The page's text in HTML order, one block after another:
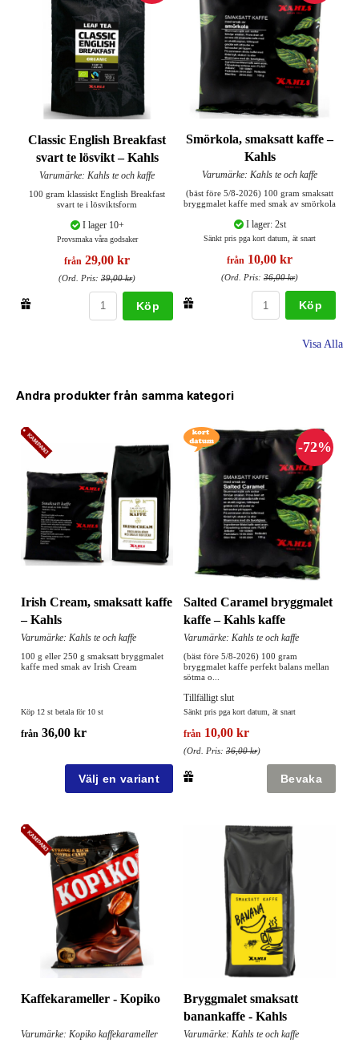
Classic English Breakfast
svart te lösvikt – Kahls
Varumärke: Kahls te och kaffe
100 gram klassiskt English Breakfast
svart te i lösviktsform
I lager 10+
Provsmaka våra godsaker
från 29,00 kr
(Ord. Pris: 39,00 kr)
Köp
Smörkola, smaksatt kaffe –
Kahls
Varumärke: Kahls te och kaffe
(bäst före 5/8-2026) 100 gram smaksatt
bryggmalet kaffe med smak av smörkola
I lager: 2st
Sänkt pris pga kort datum, ät snart
från 10,00 kr
(Ord. Pris: 36,00 kr)
Köp
Visa Alla
Andra produkter från samma kategori
Irish Cream, smaksatt kaffe
– Kahls
Varumärke: Kahls te och kaffe
100 g eller 250 g smaksatt bryggmalet
kaffe med smak av Irish Cream
Köp 12 st betala för 10 st
från 36,00 kr
Salted Caramel bryggmalet
kaffe – Kahls kaffe
Varumärke: Kahls te och kaffe
(bäst före 5/8-2026) 100 gram
bryggmalet kaffe perfekt balans mellan
sötma o...
Tillfälligt slut
Sänkt pris pga kort datum, ät snart
från 10,00 kr
(Ord. Pris: 36,00 kr)
Kaffekarameller - Kopiko
Varumärke: Kopiko kaffekarameller
Bryggmalet smaksatt
banankaffe - Kahls
Varumärke: Kahls te och kaffe